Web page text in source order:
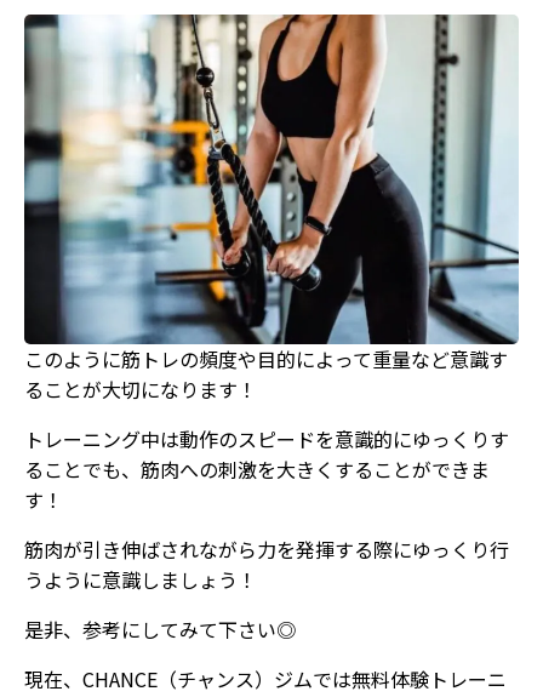
このように筋トレの頻度や目的によって重量など意識す
ることが大切になります！
トレーニング中は動作のスピードを意識的にゆっくりす
ることでも、筋肉への刺激を大きくすることができま
す！
筋肉が引き伸ばされながら力を発揮する際にゆっくり行
うように意識しましょう！
是非、参考にしてみて下さい◎
現在、CHANCE（チャンス）ジムでは無料体験トレーニ